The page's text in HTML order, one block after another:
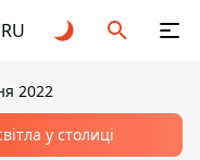
RU
2022
у столиці